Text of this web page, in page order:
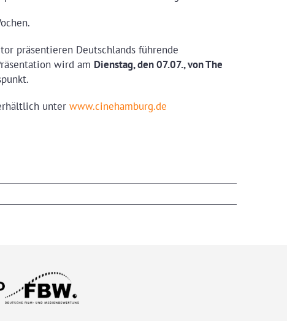
präsentieren Deutschlands führende
wird am Dienstag, den 07.07., von The
unter www.cinehamburg.de